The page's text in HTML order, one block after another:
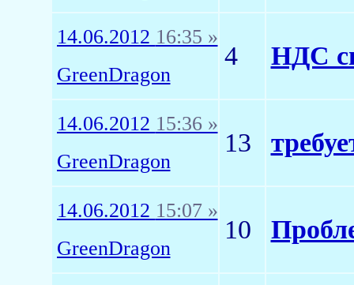
14.06.2012 16:35 »
GreenDragon
4 НДС
14.06.2012 15:36 »
GreenDragon
13
14.06.2012 15:07 »
GreenDragon
10